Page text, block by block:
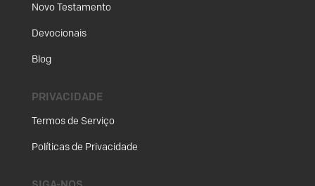
Novo Testamento
Devocionais
Blog
PRIVACIDADE
Termos de Serviço
Políticas de Privacidade